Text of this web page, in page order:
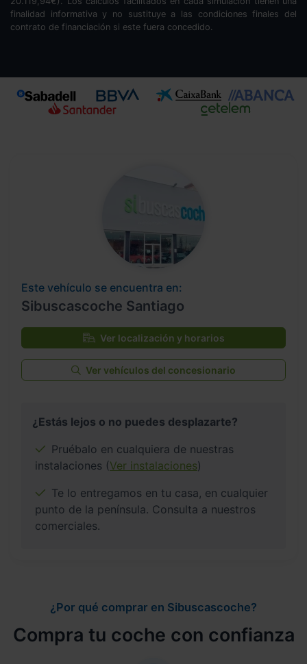
finalidad informativa y no sustituye a las condiciones finales del
contrato de financiación si este fuera concedido.
Este vehículo se encuentra en:
Sibuscascoche Santiago
Ver localización y horarios
Ver vehículos del concesionario
¿Estás lejos o no puedes desplazarte?
Pruébalo en cualquiera de nuestras
instalaciones (Ver instalaciones)
Te lo entregamos en tu casa, en cualquier
punto de la península. Consulta a nuestros
comerciales.
¿Por qué comprar en Sibuscascoche?
Compra tu coche con confianza